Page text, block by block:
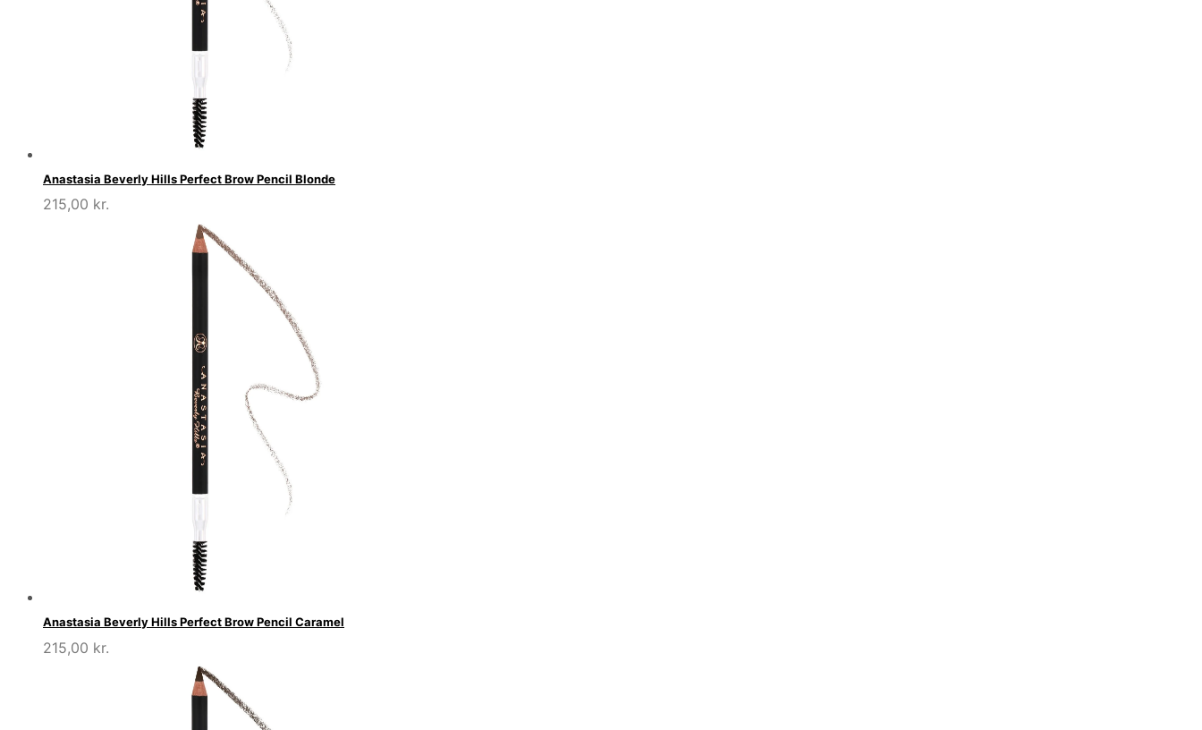
Anastasia Beverly Hills Perfect Brow Pencil Blonde
215,00 kr.
Anastasia Beverly Hills Perfect Brow Pencil Caramel
215,00 kr.